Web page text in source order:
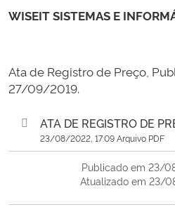
WISEIT SISTEMAS E
Ata de Registro de Preço,
27/09/2019.
ATA DE REGISTRO DE
23/08/2022, 17:09 Arquivo PDF
Publicado em 23/
Atualizado em 23/